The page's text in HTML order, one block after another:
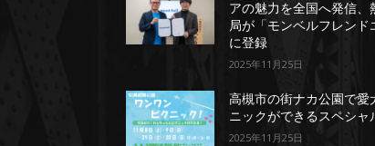
アの魅力を全国へ発信、
局が「モンベルフレンド
に登録
2025年11月25日
高槻市の街ナカ公園で愛
ニックができるスペシャ
2025年11月25日